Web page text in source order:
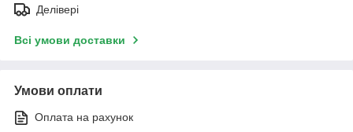
Делівері
Всі умови доставки
Умови оплати
Оплата на рахунок